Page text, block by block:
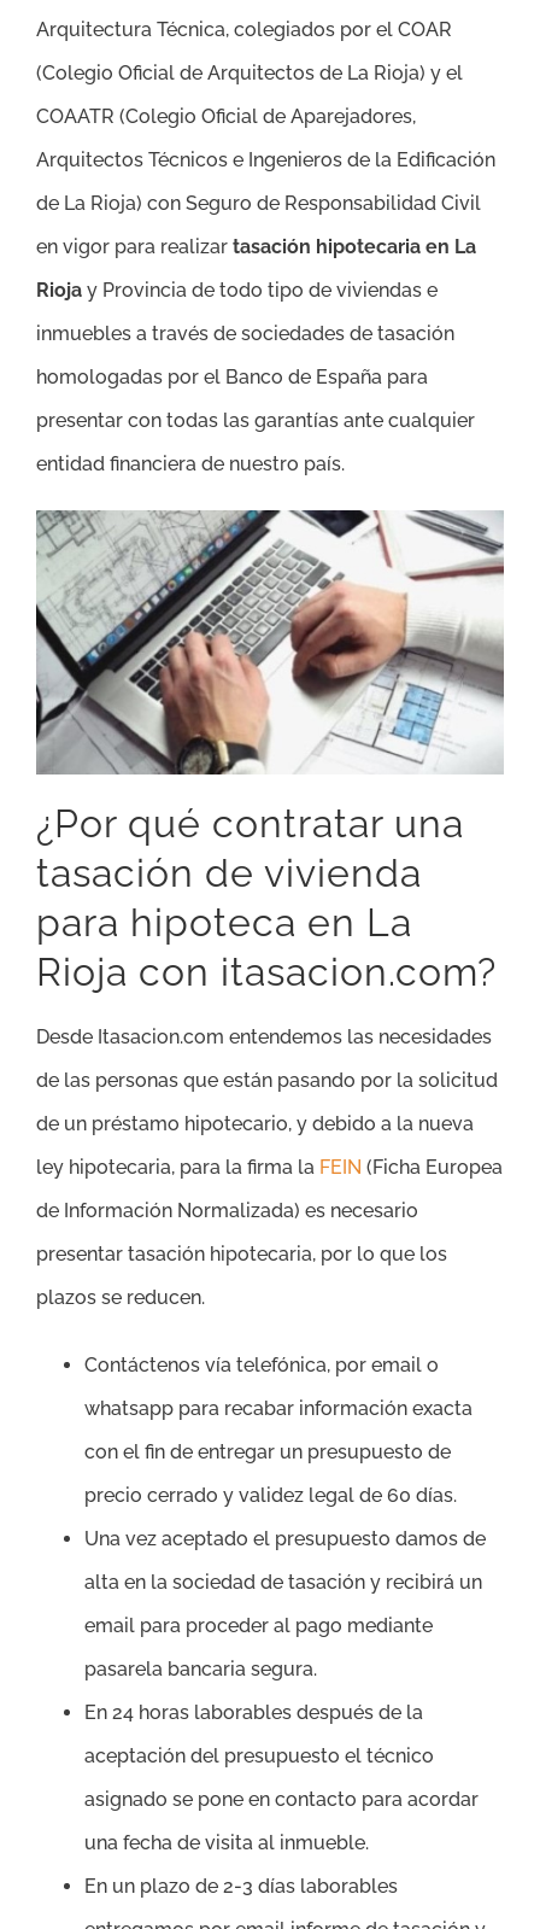
Arquitectura Técnica, colegiados por el COAR
(Colegio Oficial de Arquitectos de La Rioja) y el
COAATR (Colegio Oficial de Aparejadores,
Arquitectos Técnicos e Ingenieros de la Edificación
de La Rioja) con Seguro de Responsabilidad Civil
en vigor para realizar tasación hipotecaria en La
Rioja y Provincia de todo tipo de viviendas e
inmuebles a través de sociedades de tasación
homologadas por el Banco de España para
presentar con todas las garantías ante cualquier
entidad financiera de nuestro país.
¿Por qué contratar una
tasación de vivienda
para hipoteca en La
Rioja con itasacion.com?
Desde Itasacion.com entendemos las necesidades
de las personas que están pasando por la solicitud
de un préstamo hipotecario, y debido a la nueva
ley hipotecaria, para la firma la FEIN (Ficha Europea
de Información Normalizada) es necesario
presentar tasación hipotecaria, por lo que los
plazos se reducen.
Contáctenos vía telefónica, por email o
whatsapp para recabar información exacta
con el fin de entregar un presupuesto de
precio cerrado y validez legal de 60 días.
Una vez aceptado el presupuesto damos de
alta en la sociedad de tasación y recibirá un
email para proceder al pago mediante
pasarela bancaria segura.
En 24 horas laborables después de la
aceptación del presupuesto el técnico
asignado se pone en contacto para acordar
una fecha de visita al inmueble.
En un plazo de 2-3 días laborables